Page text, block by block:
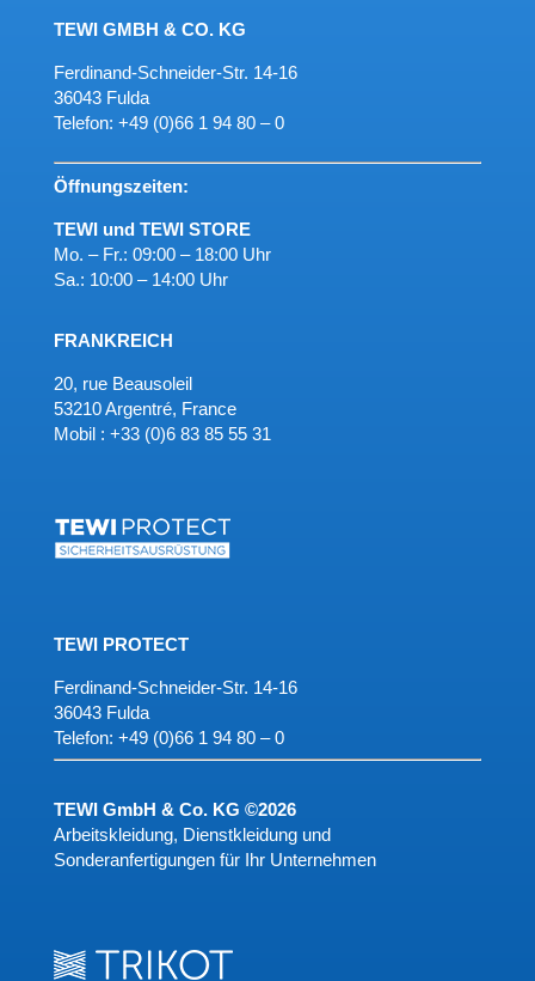
TEWI GMBH & CO. KG
Ferdinand-Schneider-Str. 14-16
36043 Fulda
Telefon: +49 (0)66 1 94 80 – 0
Öffnungszeiten:
TEWI und TEWI STORE
Mo. – Fr.: 09:00 – 18:00 Uhr
Sa.: 10:00 – 14:00 Uhr
FRANKREICH
20, rue Beausoleil
53210 Argentré, France
Mobil : +33 (0)6 83 85 55 31
TEWI PROTECT
Ferdinand-Schneider-Str. 14-16
36043 Fulda
Telefon: +49 (0)66 1 94 80 – 0
TEWI GmbH & Co. KG ©2026
Arbeitskleidung, Dienstkleidung und
Sonderanfertigungen für Ihr Unternehmen